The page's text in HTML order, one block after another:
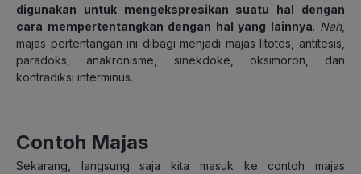
digunakan untuk mengekspresikan suatu hal dengan
cara mempertentangkan dengan hal yang lainnya. Nah,
majas pertentangan ini dibagi menjadi majas litotes, antitesis,
paradoks, anakronisme, sinekdoke, oksimoron, dan
kontradiksi interminus.
Contoh Majas
Sekarang, langsung saja kita masuk ke contoh majas